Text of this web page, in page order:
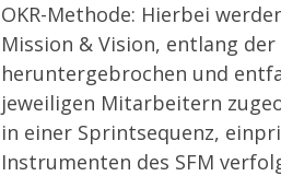
OKR-Methode: Hierbei
Mission & Vision, entlang
heruntergebrochen und
jeweiligen Mitarbeitern
in einer Sprintsequenz,
Instrumenten des SFM